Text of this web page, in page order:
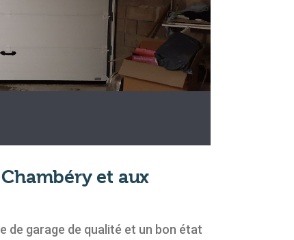
et aux
de garage de qualité et un bon état